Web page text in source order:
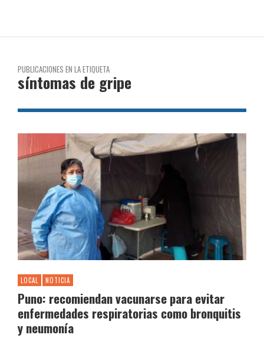
PUBLICACIONES EN LA ETIQUETA
síntomas de gripe
LOCAL NOTICIA
Puno: recomiendan vacunarse para evitar
enfermedades respiratorias como bronquitis
y neumonía